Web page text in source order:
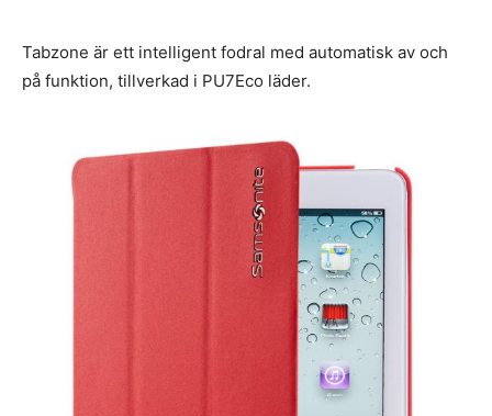
Tabzone är ett intelligent fodral med automatisk av och
på funktion, tillverkad i PU7Eco läder.